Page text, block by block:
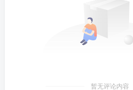
暂无评论内容